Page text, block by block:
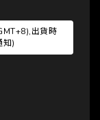
出貨時
知)